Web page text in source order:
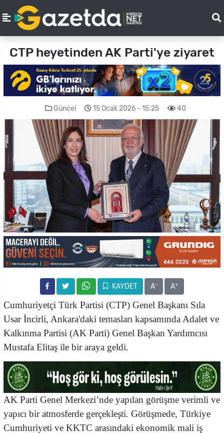
CTP heyetinden AK Parti'ye ziyaret
Güncel 15 Ocak 2026 - 15:25 40
KAYDET A- A+
Cumhuriyetçi Türk Partisi (CTP) Genel Başkanı Sıla
Usar İncirli, Ankara'daki temasları kapsamında Adalet ve
Kalkınma Partisi (AK Parti) Genel Başkan Yardımcısı
Mustafa Elitaş ile bir araya geldi.
AK Parti Genel Merkezi’nde yapılan görüşme verimli ve
yapıcı bir atmosferde gerçekleşti. Görüşmede, Türkiye
Cumhuriyeti ve KKTC arasındaki ekonomik mali iş